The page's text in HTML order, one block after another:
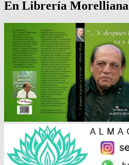
En Librería Morelliana